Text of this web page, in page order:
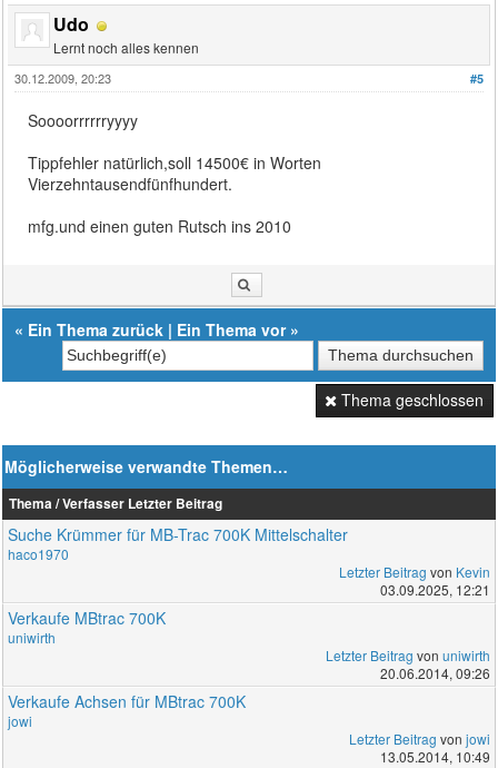
Udo
Lernt noch alles kennen
#5
30.12.2009, 20:23
Soooorrrrrryyyy
Tippfehler natürlich,soll 14500€ in Worten
Vierzehntausendfünfhundert.
mfg.und einen guten Rutsch ins 2010
« Ein Thema zurück | Ein Thema vor»
Thema geschlossen
Möglicherweise verwandte Themen…
Thema / Verfasser Letzter Beitrag
Suche Krümmer für MB-Trac 700K Mittelschalter
haco1970
Letzter Beitrag von Kevin
03.09.2025, 12:21
Verkaufe MBtrac 700K
uniwirth
Letzter Beitrag von uniwirth
20.06.2014, 09:26
Verkaufe Achsen für MBtrac 700K
jowi
Letzter Beitrag von jowi
13.05.2014, 10:49